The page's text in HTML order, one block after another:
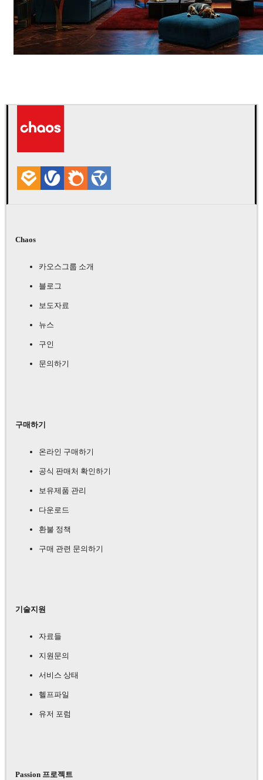
Chaos
카오스그룹 소개
블로그
보도자료
뉴스
구인
문의하기
구매하기
온라인 구매하기
공식 판매처 확인하기
보유제품 관리
다운로드
환불 정책
구매 관련 문의하기
기술지원
자료들
지원문의
서비스 상태
헬프파일
유저 포럼
Passion 프로젝트